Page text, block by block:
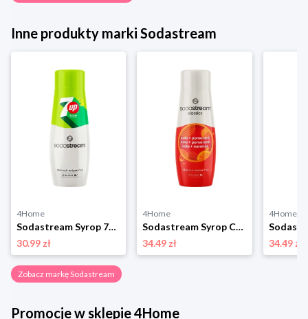
Inne produkty marki Sodastream
4Home
Sodastream Syrop 7UP ZERO 440 ml
30.99 zł
4Home
Sodastream Syrop Cola Orange 440 ml
34.49 zł
4Home
34.49 zł
Zobacz markę Sodastream
Promocje w sklepie 4Home